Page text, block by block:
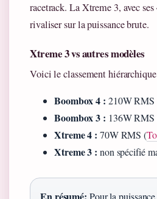
racetrack. La Xtreme 3, avec
rivaliser sur la puissance brute.
Xtreme 3 vs autres modèles
Voici le classement
Boombox 4 : 210W RMS
Boombox 3 : 136W RMS
Xtreme 4 : 70W RMS (
Xtreme 3 : non spécifié
Pour la